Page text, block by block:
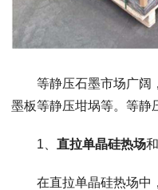
等静压石墨市场广阔
墨板等静压坩埚等。等静
1 直拉单晶硅热场和
在直拉单晶硅热场中